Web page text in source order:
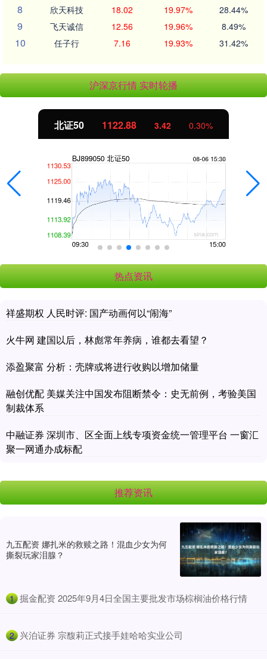
8 欣天科技 18.02 19.97% 28.44%
9 飞天诚信 12.56 19.96% 8.49%
10 任子行 7.16 19.93% 31.42%
沪深京行情 实时轮播
北证50 1122.88 3.42 0.30%
热点资讯
祥盛期权 人民时评: 国产动画何以“闹海”
火牛网 建国以后，林彪常年养病，谁都去看望？
添盈聚富 分析：壳牌或将进行收购以增加储量
融创优配 美媒关注中国发布阻断禁令：史无前例，考验美国
制裁体系
中融证券 深圳市、区全面上线专项资金统一管理平台 一窗汇
聚一网通办成标配
推荐资讯
九五配资 娜扎米的救赎之路！混血少女为何
撕裂玩家泪腺？
1 ​掘金配资 2025年9月4日全国主要批发市场棕榈油价格行情
2 ​兴泊证券 宗馥莉正式接手娃哈哈实业公司